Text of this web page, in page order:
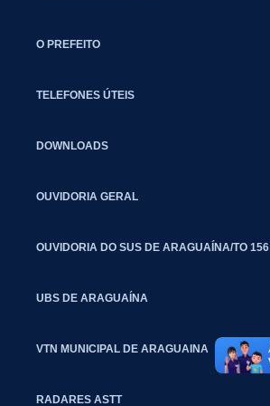
O PREFEITO
TELEFONES ÚTEIS
DOWNLOADS
OUVIDORIA GERAL
OUVIDORIA DO SUS DE ARAGUAÍNA/TO 156
UBS DE ARAGUAÍNA
VTN MUNICIPAL DE ARAGUAINA
RADARES ASTT